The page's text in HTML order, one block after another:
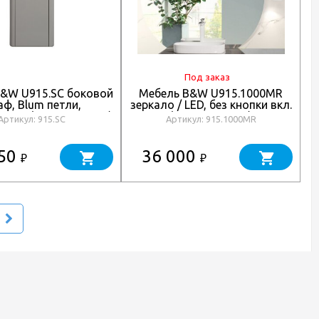
U915.SC боковой
Blum петли,
(1350x450х350)
915.SC
₽
Под заказ
Мебель B&W U915.1000MR
зеркало / LED, без кнопки вкл.
(1100x25х1000)
Артикул: 915.1000MR
36 000 ₽